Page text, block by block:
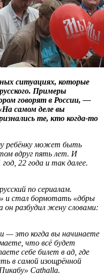
ситуациях, которые
Примеры
говорят в России, —
самом деле вы
те, кто когда-то
ребёнку может быть
вдруг пять лет. И
22 года и так далее.
по сериалам.
и стал бормотать «дбры
разбудил жену словами:
это когда вы начинаете
что всё будет
себе билет в ад, где
в самой изощрённой
Cathalla.